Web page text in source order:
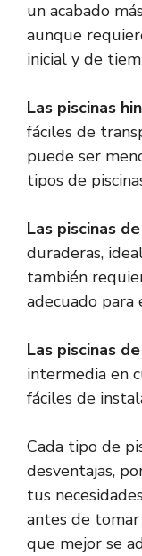
un acabado
aunque
inicial y de
Las piscinas
fáciles de
puede ser
tipos de
Las piscinas
duraderas,
también
adecuado para
Las piscinas
intermedia en
fáciles de
Cada tipo de
desventajas,
tus
antes de tomar
que mejor se